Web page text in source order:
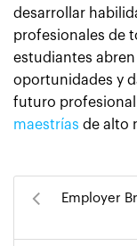
desarrollar
profesionales de
estudiantes
oportunidades y
futuro
maestrías de alto
Employer